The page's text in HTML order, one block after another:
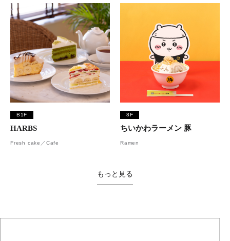
B1F
HARBS
Fresh cake／Cafe
8F
ちいかわラーメン 豚
Ramen
もっと見る